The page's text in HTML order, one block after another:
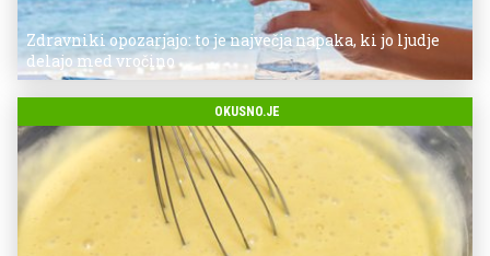
Zdravniki opozarjajo: to je največja napaka, ki jo ljudje
delajo med vročino
OKUSNO.JE